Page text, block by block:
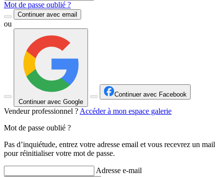
Mot de passe oublié ?
Continuer avec email
ou
Continuer avec Google
Continuer avec Facebook
Vendeur professionnel ? Accéder à mon espace galerie
Mot de passe oublié ?
Pas d’inquiétude, entrez votre adresse email et vous recevrez un mail
pour réinitialiser votre mot de passe.
Adresse e-mail